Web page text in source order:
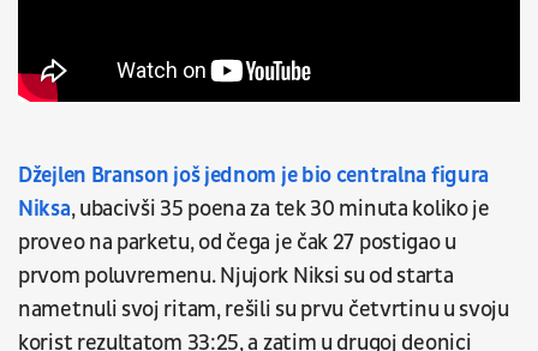
Džejlen Branson još jednom je bio centralna figura
Niksa, ubacivši 35 poena za tek 30 minuta koliko je
proveo na parketu, od čega je čak 27 postigao u
prvom poluvremenu. Njujork Niksi su od starta
nametnuli svoj ritam, rešili su prvu četvrtinu u svoju
korist rezultatom 33:25, a zatim u drugoj deonici